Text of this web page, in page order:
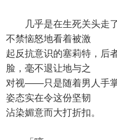
几乎是在生死关头走了
不禁恼怒地看着被激
起反抗意识的塞莉特，后
脸，毫不退让地与之
对视——只是随着男人手
姿态实在令这份坚韧
沾染媚意而大打折扣。